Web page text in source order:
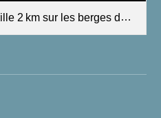
sur les berges de la Logne.pdf